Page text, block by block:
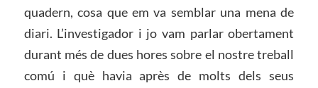
quadern, cosa que em va semblar una mena de
diari. L’investigador i jo vam parlar obertament
durant més de dues hores sobre el nostre treball
comú i què havia après de molts dels seus